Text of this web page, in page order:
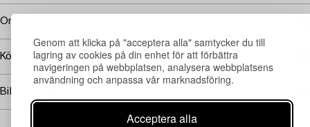
Genom att klicka på "acceptera alla" samtycker du till
lagring av cookies på din enhet för att förbättra
navigeringen på webbplatsen, analysera webbplatsens
användning och anpassa vår marknadsföring.
Acceptera alla
Omfattas av följerätt
Köpinformation
Bildrättigheter